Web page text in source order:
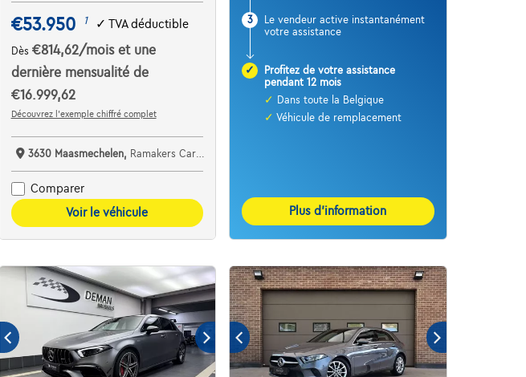
€53.950 1 ✓ TVA déductible
Dès €814,62/mois et une
dernière mensualité de
€16.999,62
Découvrez l’exemple chiffré complet
3630 Maasmechelen, Ramakers Car Center
Comparer
Voir le véhicule
3
Le vendeur active instantanément
votre assistance
✓
Profitez de votre assistance
pendant 12 mois
✓ Dans toute la Belgique
✓ Véhicule de remplacement
Plus d’information